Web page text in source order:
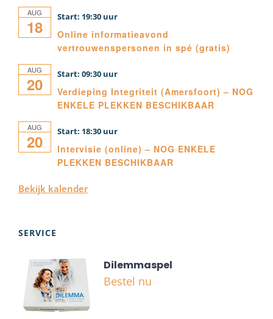
AUG
18 19:30
Online informatieavond
vertrouwenspersonen in spé (gratis)
AUG
20 09:30
Verdieping Integriteit (Amersfoort) – NOG
ENKELE PLEKKEN BESCHIKBAAR
AUG
20 18:30
Intervisie (online) – NOG ENKELE
PLEKKEN BESCHIKBAAR
Bekijk kalender
SERVICE
Dilemmaspel
Bestel nu